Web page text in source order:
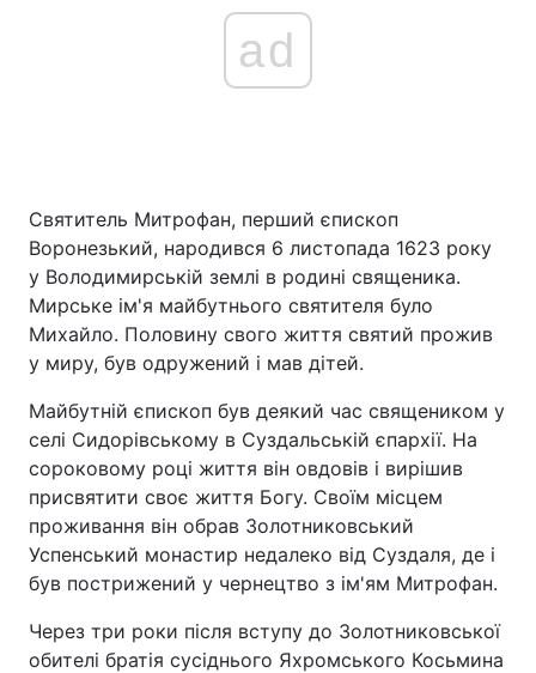
ad
Святитель Митрофан, перший єпископ
Воронезький, народився 6 листопада 1623 року
у Володимирській землі в родині священика.
Мирське ім'я майбутнього святителя було
Михайло. Половину свого життя святий прожив
у миру, був одружений і мав дітей.
Майбутній єпископ був деякий час священиком у
селі Сидорівському в Суздальській єпархії. На
сороковому році життя він овдовів і вирішив
присвятити своє життя Богу. Своїм місцем
проживання він обрав Золотниковський
Успенський монастир недалеко від Суздаля, де і
був пострижений у чернецтво з ім'ям Митрофан.
Через три роки після вступу до Золотниковської
обителі братія сусіднього Яхромського Косьмина